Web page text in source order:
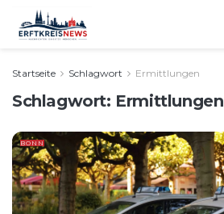
Startseite Schlagwort Ermittlungen
Schlagwort: Ermittlungen
BONN